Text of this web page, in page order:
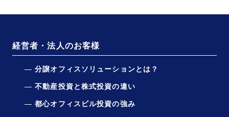
経営者・法人のお客様
分譲オフィスソリューションとは？
不動産投資と株式投資の違い
都心オフィスビル投資の強み